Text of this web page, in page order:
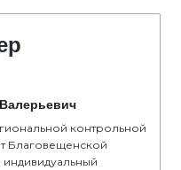
контрольной
Благовещенской